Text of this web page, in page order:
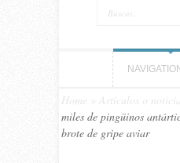
Home Artículos o
miles de pingüinos
brote de gripe aviar